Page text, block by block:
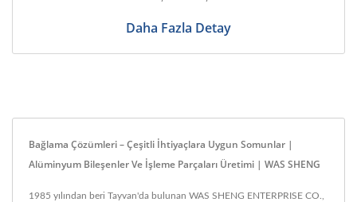
Daha Fazla Detay
Bağlama Çözümleri – Çeşitli İhtiyaçlara Uygun Somunlar |
Alüminyum Bileşenler Ve İşleme Parçaları Üretimi | WAS SHENG
1985 yılından beri Tayvan'da bulunan WAS SHENG ENTERPRISE CO.,